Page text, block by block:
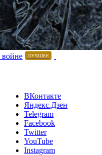
ЛУЧШЕЕ
ВКонтакте
Яндекс.Дзен
Telegram
Facebook
Twitter
YouTube
Instagram